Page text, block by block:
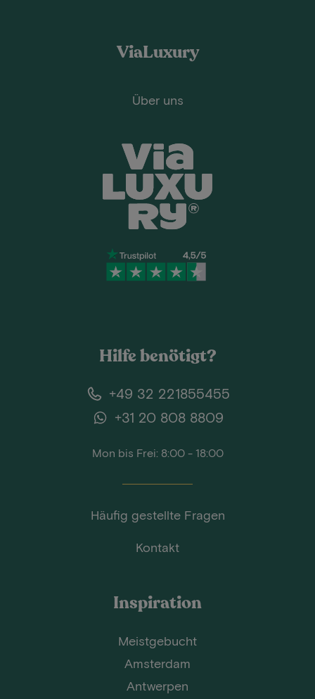
ViaLuxury
Über uns
Hilfe benötigt?
+49 32 221855455
+31 20 808 8809
Mon bis Frei: 8:00 - 18:00
Häufig gestellte Fragen
Kontakt
Inspiration
Meistgebucht
Amsterdam
Antwerpen